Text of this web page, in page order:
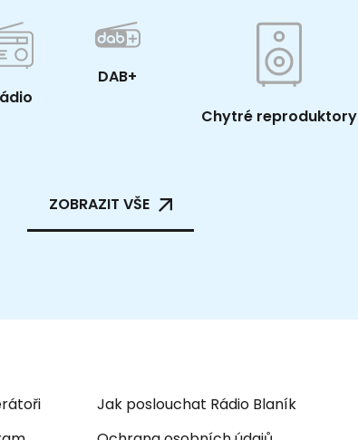
DAB+
Chytré reproduktory
ZOBRAZIT VŠE
Jak poslouchat Rádio Blaník